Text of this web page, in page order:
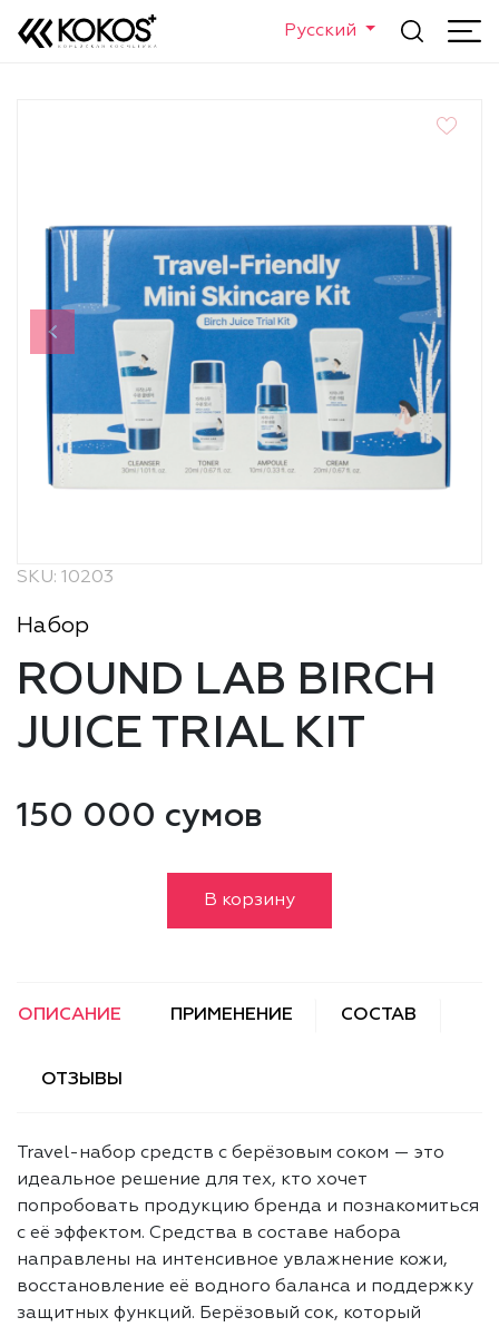
Русский
SKU: 10203
Набор
ROUND LAB BIRCH
JUICE TRIAL KIT
150 000 сумов
В корзину
ОПИСАНИЕ ПРИМЕНЕНИЕ СОСТАВ
ОТЗЫВЫ
Travel-набор средств с берёзовым соком — это
идеальное решение для тех, кто хочет
попробовать продукцию бренда и познакомиться
с её эффектом. Средства в составе набора
направлены на интенсивное увлажнение кожи,
восстановление её водного баланса и поддержку
защитных функций. Берёзовый сок, который